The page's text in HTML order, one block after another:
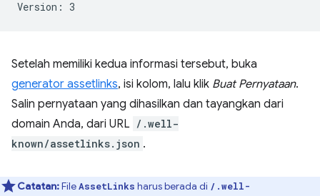
Setelah memiliki kedua informasi tersebut, buka
generator assetlinks, isi kolom, lalu klik Buat Pernyataan.
Salin pernyataan yang dihasilkan dan tayangkan dari
domain Anda, dari URL /.well-
known/assetlinks.json .
Catatan:FileAssetLinks harus berada di /.well-